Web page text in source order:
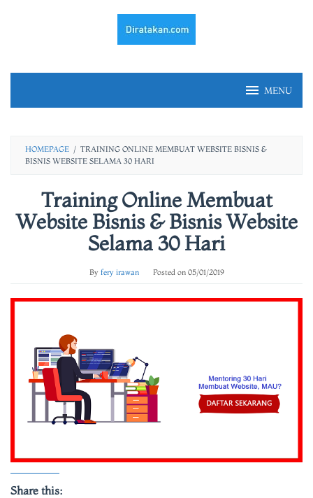
MENU
HOMEPAGE / TRAINING ONLINE MEMBUAT WEBSITE BISNIS &
BISNIS WEBSITE SELAMA 30 HARI
Training Online Membuat
Website Bisnis & Bisnis Website
Selama 30 Hari
By fery irawan Posted on 05/01/2019
Share this: